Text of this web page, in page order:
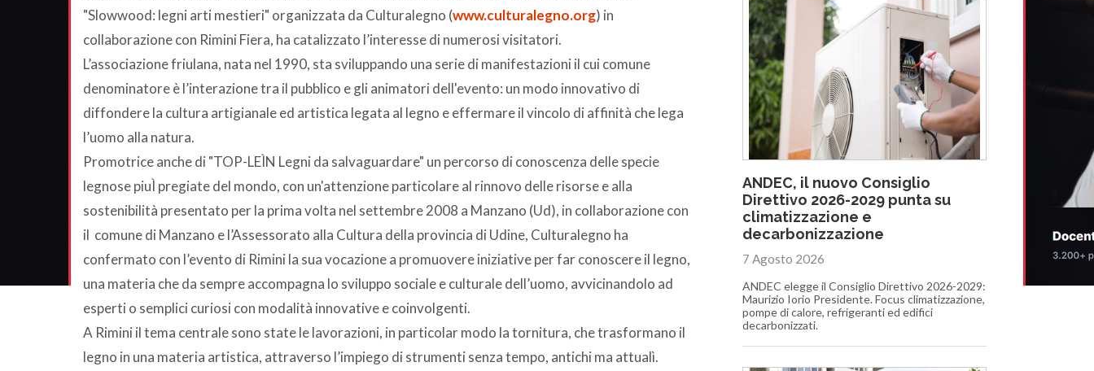
"Slowwood: legni arti mestieri" organizzata da Culturalegno (www.culturalegno.org) in
collaborazione con Rimini Fiera, ha catalizzato l’interesse di numerosi visitatori.
L’associazione friulana, nata nel 1990, sta sviluppando una serie di manifestazioni il cui comune
denominatore è l’interazione tra il pubblico e gli animatori dell'evento: un modo innovativo di
diffondere la cultura artigianale ed artistica legata al legno e effermare il vincolo di affinità che lega
l’uomo alla natura.
Promotrice anche di "TOP-LEÌN Legni da salvaguardare" un percorso di conoscenza delle specie
legnose piuÌ pregiate del mondo, con un'attenzione particolare al rinnovo delle risorse e alla
sostenibilità presentato per la prima volta nel settembre 2008 a Manzano (Ud), in collaborazione con
il comune di Manzano e l’Assessorato alla Cultura della provincia di Udine, Culturalegno ha
confermato con l’evento di Rimini la sua vocazione a promuovere iniziative per far conoscere il legno,
una materia che da sempre accompagna lo sviluppo sociale e culturale dell’uomo, avvicinandolo ad
esperti o semplici curiosi con modalità innovative e coinvolgenti.
A Rimini il tema centrale sono state le lavorazioni, in particolar modo la tornitura, che trasformano il
legno in una materia artistica, attraverso l’impiego di strumenti senza tempo, antichi ma attualì.
ANDEC, il nuovo Consiglio
Direttivo 2026-2029 punta su
climatizzazione e
decarbonizzazione
7 Agosto 2026
ANDEC elegge il Consiglio Direttivo 2026-2029:
Maurizio Iorio Presidente. Focus climatizzazione,
pompe di calore, refrigeranti ed edifici
decarbonizzati.